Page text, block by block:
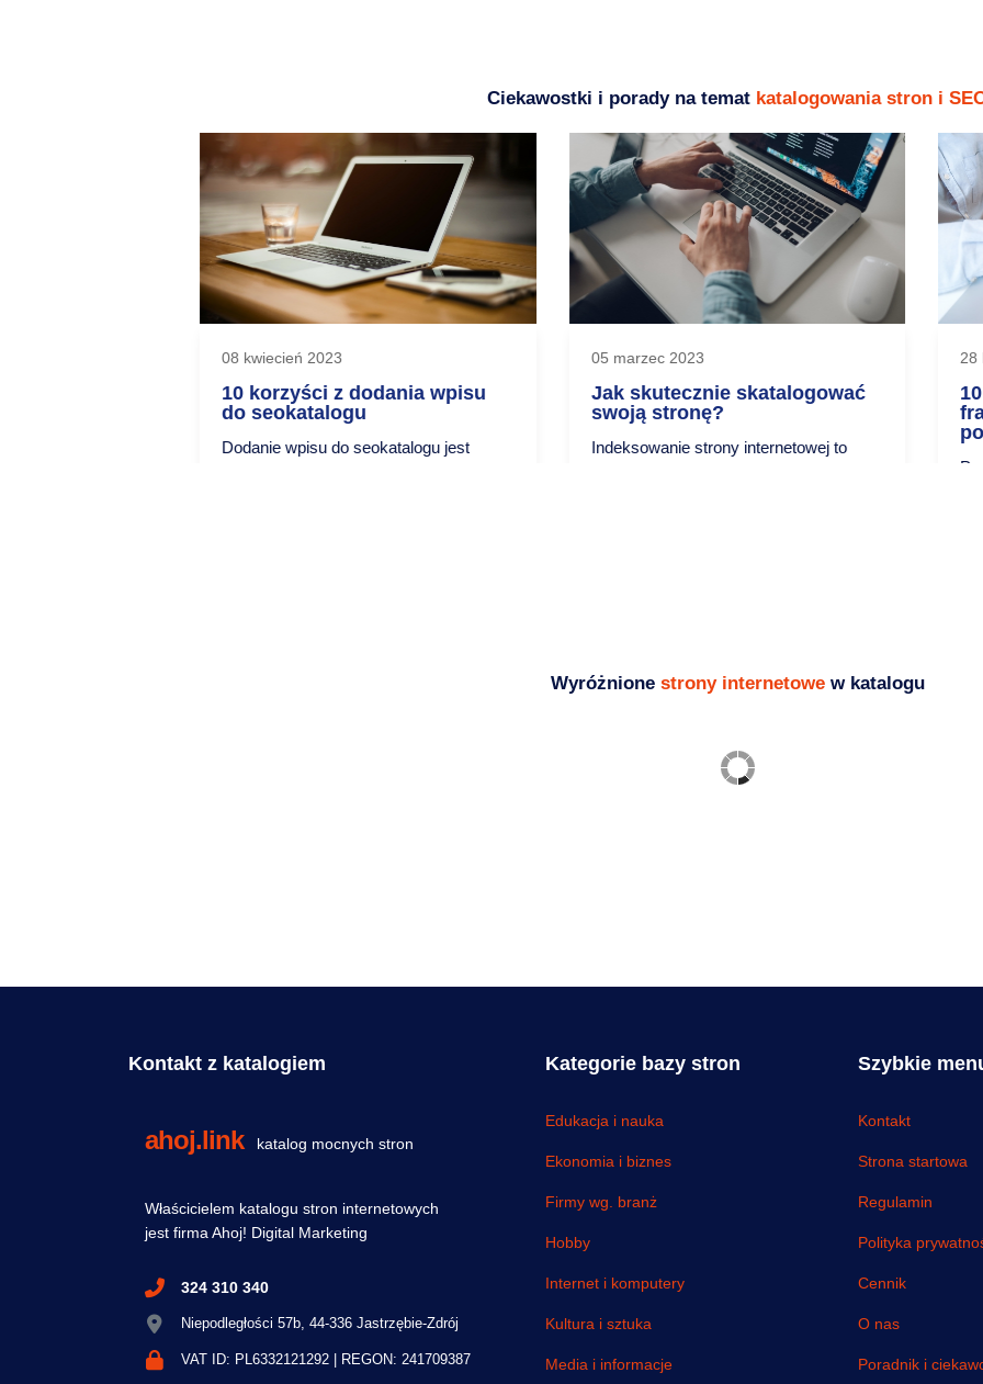
Ciekawostki i porady na temat katalogowania stron i
08 kwiecień 2023
10 korzyści z dodania wpisu
do seokatalogu
Dodanie wpisu do seokatalogu jest
05 marzec 2023
Jak skutecznie skatalogować
swoją stronę?
Indeksowanie strony internetowej to
28
Wyróżnione strony internetowe w katalogu
Kontakt z katalogiem
ahoj.link katalog mocnych stron
Właścicielem katalogu stron internetowych
jest firma Ahoj! Digital Marketing
324 310 340
Niepodległości 57b, 44-336 Jastrzębie-Zdrój
VAT ID: PL6332121292 | REGON: 241709387
Kategorie bazy stron
Edukacja i nauka
Ekonomia i biznes
Firmy wg. branż
Hobby
Internet i komputery
Kultura i sztuka
Media i informacje
Szybkie
Kontakt
Strona startowa
Regulamin
Polityka
Cennik
O nas
Poradnik i